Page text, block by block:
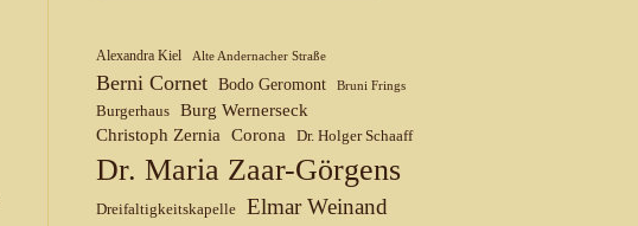
Alexandra Kiel Alte Andernacher Straße
Berni Cornet Bodo Geromont Bruni Frings
Burgerhaus Burg Wernerseck
Christoph Zernia
Corona Dr. Holger Schaaff
Dr. Maria Zaar-Görgens
Dreifaltigkeitskapelle Elmar Weinand